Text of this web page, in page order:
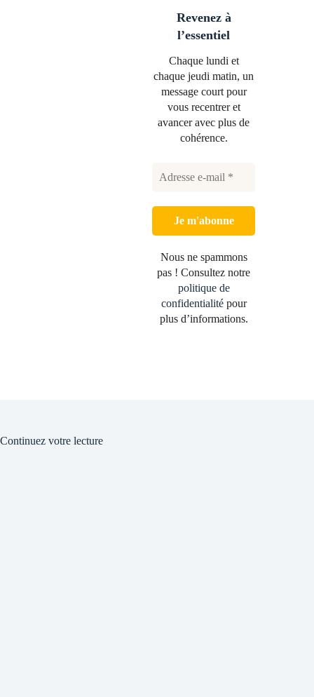
Revenez à
l’essentiel
Chaque lundi et
chaque jeudi matin, un
message court pour
vous recentrer et
avancer avec plus de
cohérence.
Nous ne spammons
pas ! Consultez notre
politique de
confidentialitépour
plus d’informations.
Continuez votre lecture